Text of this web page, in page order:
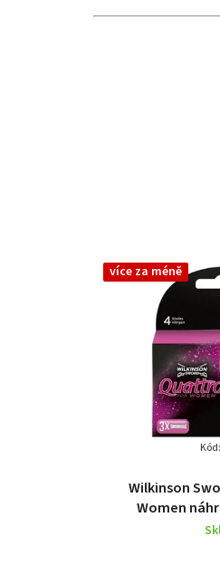
více za méně
Wilkinson
Women
Kód: